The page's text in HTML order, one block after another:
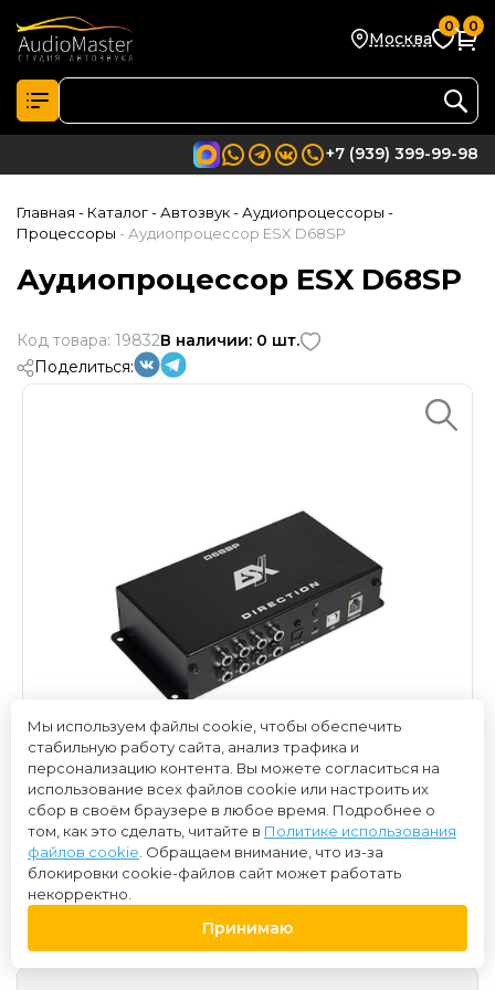
Москва
0 0
+7 (939) 399-99-98
Главная - Каталог- Автозвук- Аудиопроцессоры -
Процессоры - Аудиопроцессор ESX D68SP
Аудиопроцессор ESX D68SP
Код товара: 19832В наличии: 0 шт.
Поделиться:
33 900 ₽
Мы используем файлы cookie, чтобы обеспечить
стабильную работу сайта, анализ трафика и
персонализацию контента. Вы можете согласиться на
использование всех файлов cookie или настроить их
сбор в своём браузере в любое время. Подробнее о
том, как это сделать, читайте в Политике использования
файлов cookie . Обращаем внимание, что из-за
блокировки cookie-файлов сайт может работать
некорректно.
Принимаю